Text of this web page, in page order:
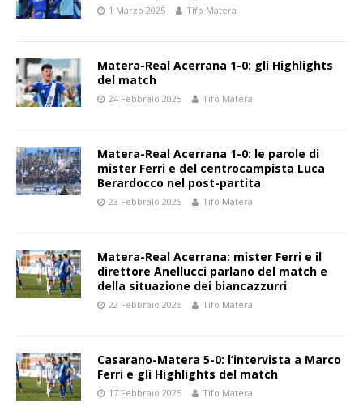
1 Marzo 2025 Tifo Matera
Matera-Real Acerrana 1-0: gli Highlights
del match
24 Febbraio 2025 Tifo Matera
Matera-Real Acerrana 1-0: le parole di
mister Ferri e del centrocampista Luca
Berardocco nel post-partita
23 Febbraio 2025 Tifo Matera
Matera-Real Acerrana: mister Ferri e il
direttore Anellucci parlano del match e
della situazione dei biancazzurri
22 Febbraio 2025 Tifo Matera
Casarano-Matera 5-0: l’intervista a Marco
Ferri e gli Highlights del match
17 Febbraio 2025 Tifo Matera